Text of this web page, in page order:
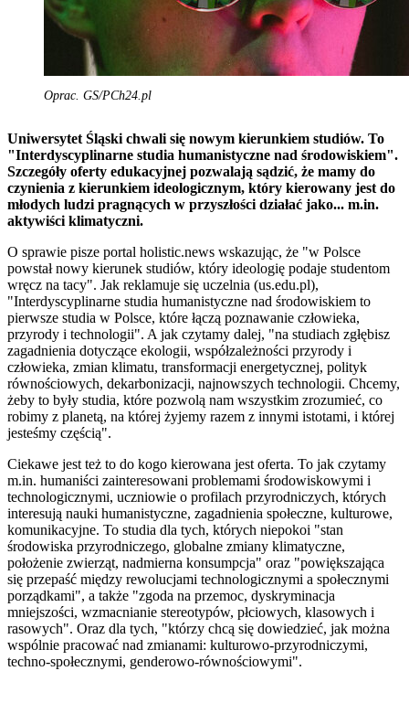
Oprac. GS/PCh24.pl
Uniwersytet Śląski chwali się nowym kierunkiem studiów. To
"Interdyscyplinarne studia humanistyczne nad środowiskiem".
Szczegóły oferty edukacyjnej pozwalają sądzić, że mamy do
czynienia z kierunkiem ideologicznym, który kierowany jest do
młodych ludzi pragnących w przyszłości działać jako... m.in.
aktywiści klimatyczni.
O sprawie pisze portal holistic.news wskazując, że "w Polsce
powstał nowy kierunek studiów, który ideologię podaje studentom
wręcz na tacy". Jak reklamuje się uczelnia (us.edu.pl),
"Interdyscyplinarne studia humanistyczne nad środowiskiem to
pierwsze studia w Polsce, które łączą poznawanie człowieka,
przyrody i technologii". A jak czytamy dalej, "na studiach zgłębisz
zagadnienia dotyczące ekologii, współzależności przyrody i
człowieka, zmian klimatu, transformacji energetycznej, polityk
równościowych, dekarbonizacji, najnowszych technologii. Chcemy,
żeby to były studia, które pozwolą nam wszystkim zrozumieć, co
robimy z planetą, na której żyjemy razem z innymi istotami, i której
jesteśmy częścią".
Ciekawe jest też to do kogo kierowana jest oferta. To jak czytamy
m.in. humaniści zainteresowani problemami środowiskowymi i
technologicznymi, uczniowie o profilach przyrodniczych, których
interesują nauki humanistyczne, zagadnienia społeczne, kulturowe,
komunikacyjne. To studia dla tych, których niepokoi "stan
środowiska przyrodniczego, globalne zmiany klimatyczne,
położenie zwierząt, nadmierna konsumpcja" oraz "powiększająca
się przepaść między rewolucjami technologicznymi a społecznymi
porządkami", a także "zgoda na przemoc, dyskryminacja
mniejszości, wzmacnianie stereotypów, płciowych, klasowych i
rasowych". Oraz dla tych, "którzy chcą się dowiedzieć, jak można
wspólnie pracować nad zmianami: kulturowo-przyrodniczymi,
techno-społecznymi, genderowo-równościowymi".